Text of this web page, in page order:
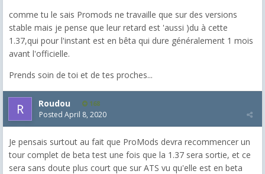
comme tu le sais Promods ne travaille que sur des versions
stable mais je pense que leur retard est 'aussi )du à cette
1.37,qui pour l'instant est en bêta qui dure généralement 1 mois
avant l'officielle.
Prends soin de toi et de tes proches...
Roudou 168
Posted April 8, 2020
Je pensais surtout au fait que ProMods devra recommencer un
tour complet de beta test une fois que la 1.37 sera sortie, et ce
sera sans doute plus court que sur ATS vu qu'elle est en beta